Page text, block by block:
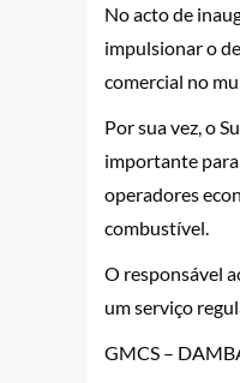
No acto de
impulsionar o
comercial no
Por sua vez, o
importante
operadores
combustível.
O responsável
um serviço
GMCS –